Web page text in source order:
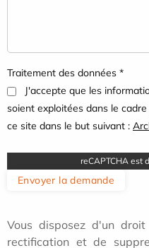
Traitement des données *
J'accepte que les
soient exploitées dans le
ce site dans le but suivant :
reCAPTCHA est
Envoyer la demande
Vous disposez d'un
rectification et de